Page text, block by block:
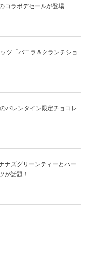
コラボデセールが登場
ツ「バニラ＆クランチショ
バレンタイン限定チョコレ
ナズグリーンティーとハー
が話題！